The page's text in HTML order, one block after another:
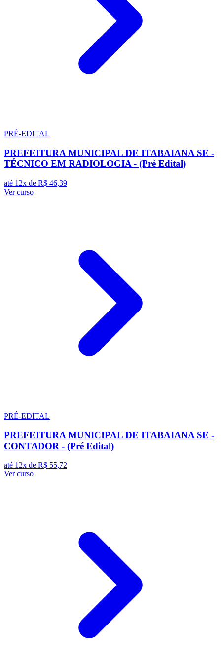
PRÉ-EDITAL
PREFEITURA MUNICIPAL DE ITABAIANA SE -
TÉCNICO EM RADIOLOGIA - (Pré Edital)
até 12x de R$ 46,39
Ver curso
PRÉ-EDITAL
PREFEITURA MUNICIPAL DE ITABAIANA SE -
CONTADOR - (Pré Edital)
até 12x de R$ 55,72
Ver curso